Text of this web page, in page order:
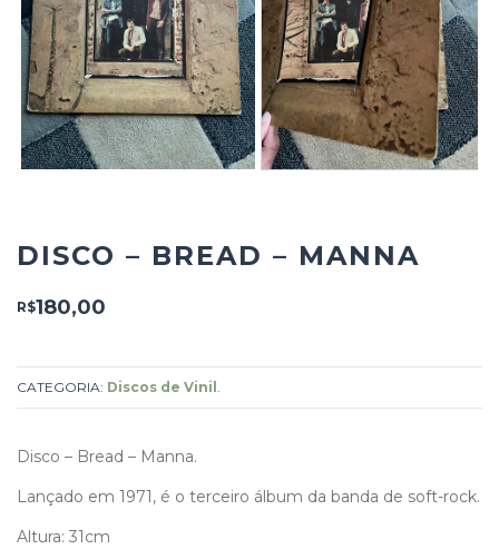
DISCO – BREAD – MANNA
R$180,00
CATEGORIA: Discos de Vinil .
Disco – Bread – Manna.
Lançado em 1971, é o terceiro álbum da banda de soft-rock.
Altura: 31cm